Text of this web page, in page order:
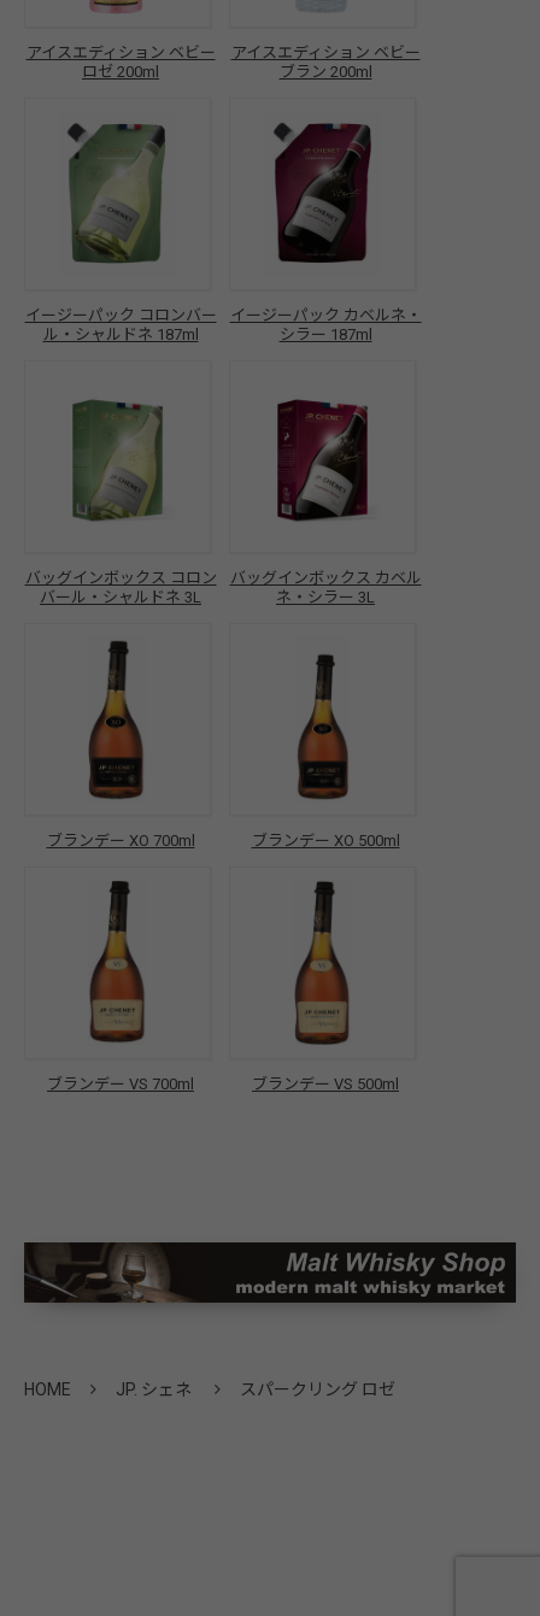
アイスエディション ベビー
ロゼ 200ml
アイスエディション ベビー
ブラン 200ml
イージーパック コロンバー
ル・シャルドネ 187ml
イージーパック カベルネ・
シラー 187ml
バッグインボックス コロン
バール・シャルドネ 3L
バッグインボックス カベル
ネ・シラー 3L
ブランデー XO 700ml ブランデー XO 500ml
ブランデー VS 700ml ブランデー VS 500ml
HOME JP. シェネ スパークリング ロゼ